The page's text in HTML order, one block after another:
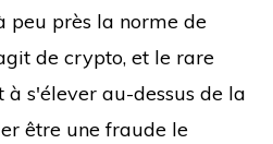
peu près la norme de
de crypto, et le rare
s'élever au-dessus de la
être une fraude le